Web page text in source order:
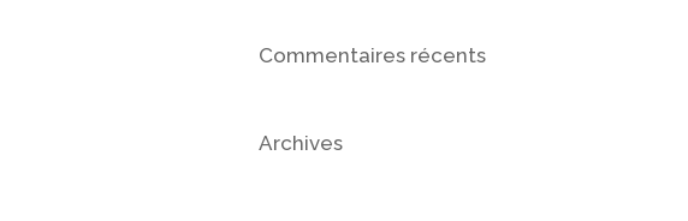
Commentaires récents
Archives